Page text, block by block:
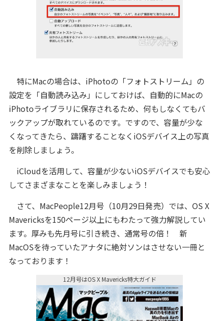
特にMacの場合は、iPhotoの「フォトストリーム」の
設定を「自動読み込み」にしておけば、自動的にMacの
iPhotoライブラリに保存されるため、何もしなくてもバ
ックアップが取れているのです。ですので、容量が少な
くなってきたら、躊躇することなくiOSデバイス上の写真
を削除しましょう。
iCloudを活用して、容量が少ないiOSデバイスでも安心
してさまざまなことを楽しみましょう！
さて、MacPeople12月号（10月29日発売）では、OS X
Mavericksを150ページ以上にもわたって強力解説してい
ます。厚みも先月号に引き続き、通常号の倍！ 新
MacOSを待っていたアナタに絶対ソンはさせない一冊と
なっております！
12月号はOS X Mavericks特大ガイド